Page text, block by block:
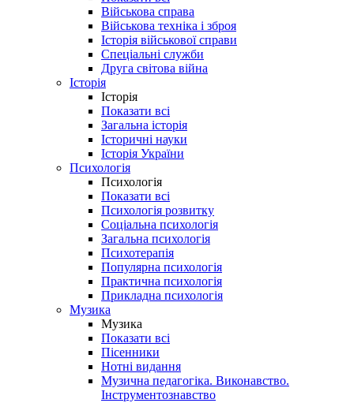
Військова справа
Військова техніка і зброя
Історія військової справи
Спеціальні служби
Друга світова війна
Історія
Історія
Показати всі
Загальна історія
Історичні науки
Історія України
Психологія
Психологія
Показати всі
Психологія розвитку
Соціальна психологія
Загальна психологія
Психотерапія
Популярна психологія
Практична психологія
Прикладна психологія
Музика
Музика
Показати всі
Пісенники
Нотні видання
Музична педагогіка. Виконавство.
Інструментознавство